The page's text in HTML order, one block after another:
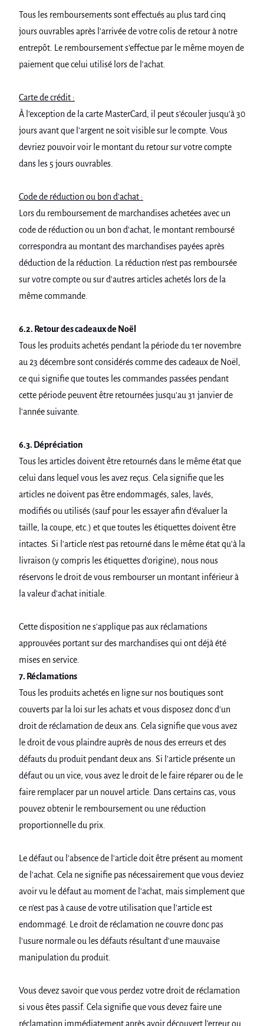
Tous les remboursements sont effectués au plus tard cinq
jours ouvrables après l'arrivée de votre colis de retour à notre
entrepôt. Le remboursement s'effectue par le même moyen de
paiement que celui utilisé lors de l'achat.
Carte de crédit :
À l'exception de la carte MasterCard, il peut s'écouler jusqu'à 30
jours avant que l'argent ne soit visible sur le compte. Vous
devriez pouvoir voir le montant du retour sur votre compte
dans les 5 jours ouvrables.
Code de réduction ou bon d'achat :
Lors du remboursement de marchandises achetées avec un
code de réduction ou un bon d'achat, le montant remboursé
correspondra au montant des marchandises payées après
déduction de la réduction. La réduction n'est pas remboursée
sur votre compte ou sur d'autres articles achetés lors de la
même commande.
6.2. Retour des cadeaux de Noël
Tous les produits achetés pendant la période du 1er novembre
au 23 décembre sont considérés comme des cadeaux de Noël,
ce qui signifie que toutes les commandes passées pendant
cette période peuvent être retournées jusqu'au 31 janvier de
l'année suivante.
6.3. Dépréciation
Tous les articles doivent être retournés dans le même état que
celui dans lequel vous les avez reçus. Cela signifie que les
articles ne doivent pas être endommagés, sales, lavés,
modifiés ou utilisés (sauf pour les essayer afin d'évaluer la
taille, la coupe, etc.) et que toutes les étiquettes doivent être
intactes. Si l'article n'est pas retourné dans le même état qu'à la
livraison (y compris les étiquettes d'origine), nous nous
réservons le droit de vous rembourser un montant inférieur à
la valeur d'achat initiale.
Cette disposition ne s'applique pas aux réclamations
approuvées portant sur des marchandises qui ont déjà été
mises en service.
7. Réclamations
Tous les produits achetés en ligne sur nos boutiques sont
couverts par la loi sur les achats et vous disposez donc d'un
droit de réclamation de deux ans. Cela signifie que vous avez
le droit de vous plaindre auprès de nous des erreurs et des
défauts du produit pendant deux ans. Si l'article présente un
défaut ou un vice, vous avez le droit de le faire réparer ou de le
faire remplacer par un nouvel article. Dans certains cas, vous
pouvez obtenir le remboursement ou une réduction
proportionnelle du prix.
Le défaut ou l'absence de l'article doit être présent au moment
de l'achat. Cela ne signifie pas nécessairement que vous deviez
avoir vu le défaut au moment de l'achat, mais simplement que
ce n'est pas à cause de votre utilisation que l'article est
endommagé. Le droit de réclamation ne couvre donc pas
l'usure normale ou les défauts résultant d'une mauvaise
manipulation du produit.
Vous devez savoir que vous perdez votre droit de réclamation
si vous êtes passif. Cela signifie que vous devez faire une
réclamation immédiatement après avoir découvert l'erreur ou